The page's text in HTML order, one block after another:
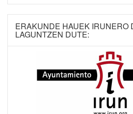
ERAKUNDE HAUEK IRUNERO
LAGUNTZEN DUTE: